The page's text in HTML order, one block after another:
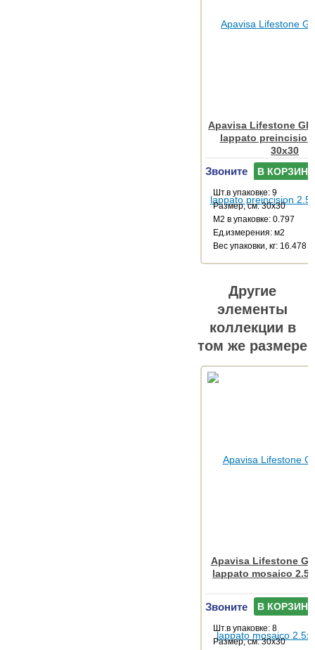
Apavisa Lifestone
lappato preincision
30x30
Звоните В КОРЗИНУ
Шт.в упаковке: 9
Размер, см: 30x30
М2 в упаковке: 0.797
Ед.измерения: м2
Веc упаковки, кг: 16.478
Другие
элементы
коллекции в
том же размере
Apavisa Lifestone
lappato mosaico
Звоните В КОРЗИНУ
Шт.в упаковке: 8
Размер, см: 30x30